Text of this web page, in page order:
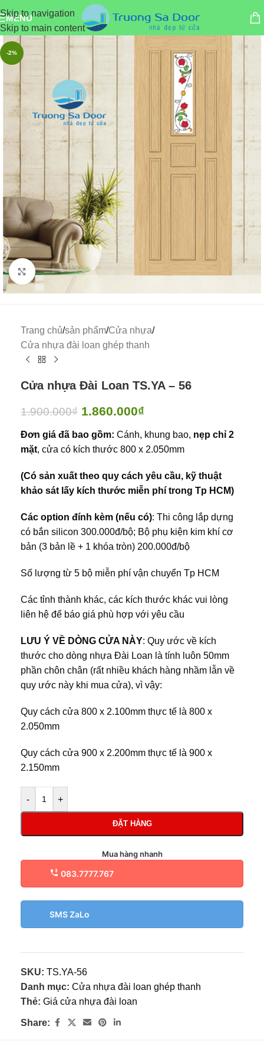
Skip to navigation
Skip to main content
MENU
-2%
Click to enlarge
Trang chủ/sản phẩm/Cửa nhựa/
Cửa nhựa đài loan ghép thanh
Cửa nhựa Đài Loan TS.YA – 56
1.900.000₫ 1.860.000₫
Đơn giá đã bao gồm: Cánh, khung bao, nẹp chỉ 2
mặt, cửa có kích thước 800 x 2.050mm
(Có sản xuất theo quy cách yêu cầu, kỹ thuật
khảo sát lấy kích thước miễn phí trong Tp HCM)
Các option đính kèm (nếu có): Thi công lắp dựng
có bắn silicon 300.000đ/bộ; Bộ phụ kiện kim khí cơ
bản (3 bản lề + 1 khóa tròn) 200.000đ/bộ
Số lượng từ 5 bộ miễn phí vận chuyển Tp HCM
Các tỉnh thành khác, các kích thước khác vui lòng
liên hệ để báo giá phù hợp với yêu cầu
LƯU Ý VỀ DÒNG CỬA NÀY: Quy ước về kích
thước cho dòng nhựa Đài Loan là tính luôn 50mm
phần chôn chân (rất nhiều khách hàng nhầm lẫn về
quy ước này khi mua cửa), vì vậy:
Quy cách cửa 800 x 2.100mm thực tế là 800 x
2.050mm
Quy cách cửa 900 x 2.200mm thực tế là 900 x
2.150mm
- +
ĐẶT HÀNG
Mua hàng nhanh
083.7777.767
SMS ZaLo
SKU: TS.YA-56
Danh mục: Cửa nhựa đài loan ghép thanh
Thẻ: Giá cửa nhựa đài loan
Share: